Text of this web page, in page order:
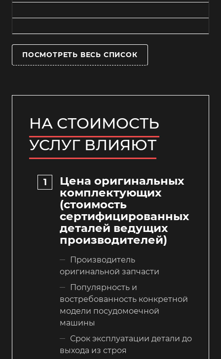
ПОСМОТРЕТЬ ВЕСЬ СПИСОК
НА СТОИМОСТЬ
УСЛУГ ВЛИЯЮТ
Цена оригинальных
комплектующих
(стоимость
сертифицированных
деталей ведущих
производителей)
Производитель
оригинальной запчасти
Популярность и
востребованность конкретной
модели посудомоечной
машины
Срок эксплуатации детали до
выхода из строя